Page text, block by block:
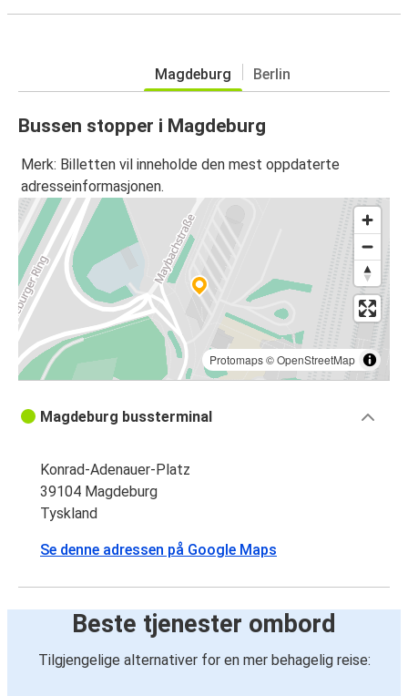
Magdeburg Berlin
Bussen stopper i Magdeburg
Merk: Billetten vil inneholde den mest oppdaterte
adresseinformasjonen.
Protomaps©OpenStreetMap
Magdeburg bussterminal
Konrad-Adenauer-Platz
39104 Magdeburg
Tyskland
Se denne adressen på Google Maps
Beste tjenester ombord
Tilgjengelige alternativer for en mer behagelig reise: